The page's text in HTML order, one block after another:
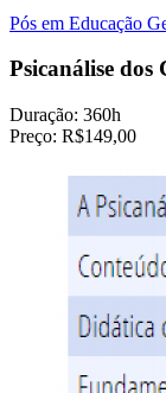
Pós em Educação
Psicanálise dos
Duração: 360h
Preço: R$149,00